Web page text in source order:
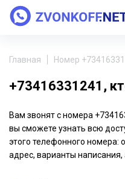
Главная Номер
+73416331241,
Вам звонят с номера
вы сможете узнать всю
этого телефонного номера:
адрес, варианты написания,